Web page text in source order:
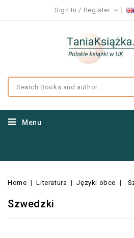
Sign In Register
Menu
Home Literatura Języki obce
Szwedzki